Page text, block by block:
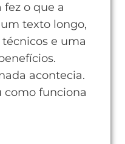
o que a
texto longo,
e uma
acontecia.
como funciona